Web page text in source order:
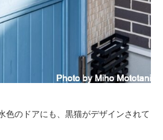
色のドアにも、黒猫がデザインされて